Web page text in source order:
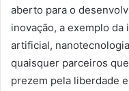
aberto para o
inovação, a exemplo
artificial,
quaisquer parceiros
prezem pela liberdade